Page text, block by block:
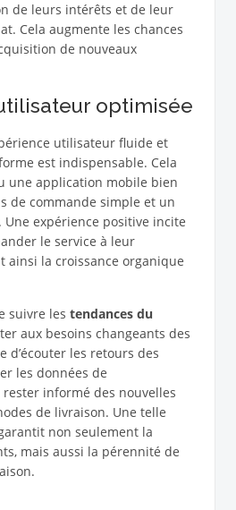
de leurs intérêts et de leur
Cela augmente les chances
de nouveaux
optimisée
utilisateur fluide et
est indispensable. Cela
une application mobile bien
de commande simple et un
expérience positive incite
le service à leur
ainsi la croissance organique
suivre les tendances du
aux besoins changeants des
d’écouter les retours des
les données de
informé des nouvelles
de livraison. Une telle
non seulement la
mais aussi la pérennité de